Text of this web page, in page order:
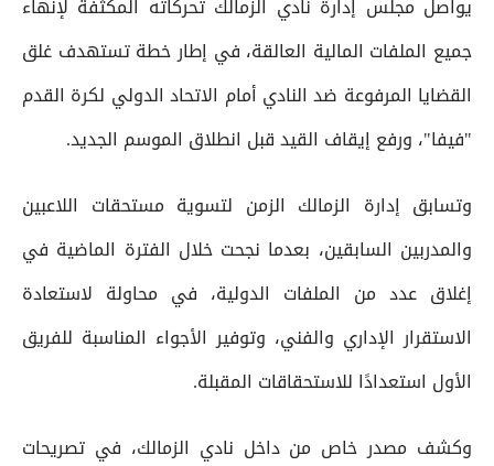
يواصل مجلس إدارة نادي الزمالك تحركاته المكثفة لإنهاء
جميع الملفات المالية العالقة، في إطار خطة تستهدف غلق
القضايا المرفوعة ضد النادي أمام الاتحاد الدولي لكرة القدم
"فيفا"، ورفع إيقاف القيد قبل انطلاق الموسم الجديد.
وتسابق إدارة الزمالك الزمن لتسوية مستحقات اللاعبين
والمدربين السابقين، بعدما نجحت خلال الفترة الماضية في
إغلاق عدد من الملفات الدولية، في محاولة لاستعادة
الاستقرار الإداري والفني، وتوفير الأجواء المناسبة للفريق
الأول استعدادًا للاستحقاقات المقبلة.
وكشف مصدر خاص من داخل نادي الزمالك، في تصريحات